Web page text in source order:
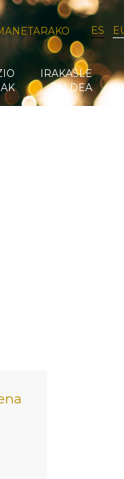
ES
IRAKASLE
TALDEA